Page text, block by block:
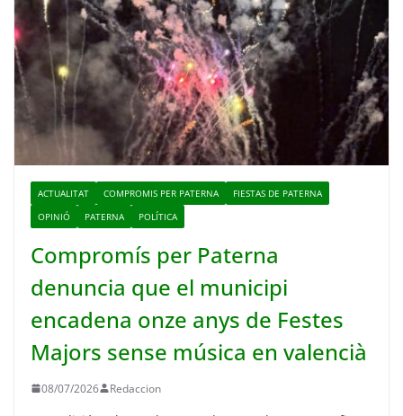
ACTUALITAT COMPROMIS PER PATERNA
FIESTAS DE PATERNA
OPINIÓ
PATERNA POLÍTICA
Compromís per Paterna
denuncia que el municipi
encadena onze anys de Festes
Majors sense música en valencià
08/07/2026 Redaccion